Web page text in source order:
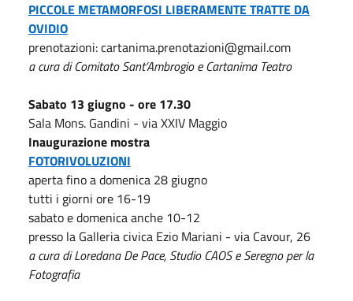
PICCOLE METAMORFOSI LIBERAMENTE TRATTE DA
OVIDIO
prenotazioni: cartanima.prenotazioni@gmail.com
a cura di Comitato Sant’Ambrogio e Cartanima Teatro
Sabato 13 giugno - ore 17.30
Sala Mons. Gandini - via XXIV Maggio
Inaugurazione mostra
FOTORIVOLUZIONI
aperta fino a domenica 28 giugno
tutti i giorni ore 16-19
sabato e domenica anche 10-12
presso la Galleria civica Ezio Mariani - via Cavour, 26
a cura di Loredana De Pace, Studio CAOS e Seregno per la
Fotografia